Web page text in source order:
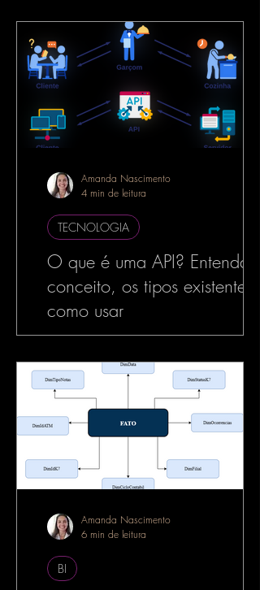
O que é uma API? Entenda o
conceito, os tipos existentes e
como usar
No mundo da tecnologia,
no desenvolvimento de software, o termo
API é muito utilizado — e com razão. As
APIs estão por...
TECNOLOGIA
Amanda Nascimento
4 min de leitura
BI
Amanda Nascimento
6 min de leitura